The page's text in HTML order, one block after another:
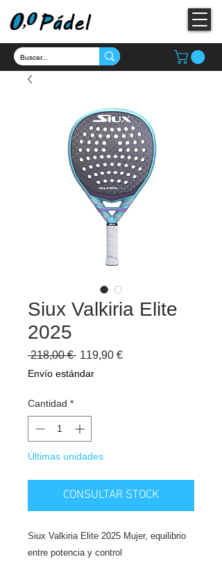
Siux Valkiria Elite
2025
218,00 € Precio
119,90 €Precio
Envío estándar
Cantidad *
Últimas unidades
CONSULTAR STOCK
Siux Valkiria Elite 2025 Mujer, equilibrio
entre potencia y control